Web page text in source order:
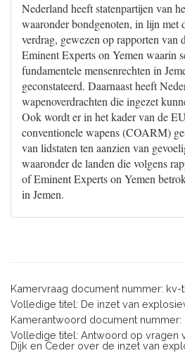
Nederland heeft statenpartijen van
waaronder bondgenoten, in lijn met
verdrag, gewezen op rapporten
Eminent Experts on Yemen waarin
fundamentele mensenrechten in
geconstateerd. Daarnaast heeft
wapenoverdrachten die ingezet
Ook wordt er in het kader van de
conventionele wapens (COARM)
van lidstaten ten aanzien van
waaronder de landen die volgens
of Eminent Experts on Yemen
in Jemen.
Kamervraag document nummer: kv-
Volledige titel: De inzet van
Kamerantwoord document nummer:
Volledige titel: Antwoord op vragen
Dijk en Ceder over de inzet van